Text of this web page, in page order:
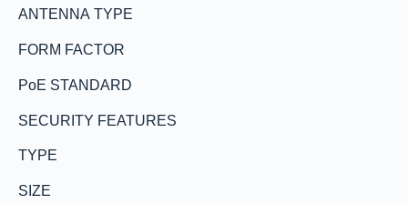
ANTENNA TYPE
FORM FACTOR
PoE STANDARD
SECURITY FEATURES
TYPE
SIZE